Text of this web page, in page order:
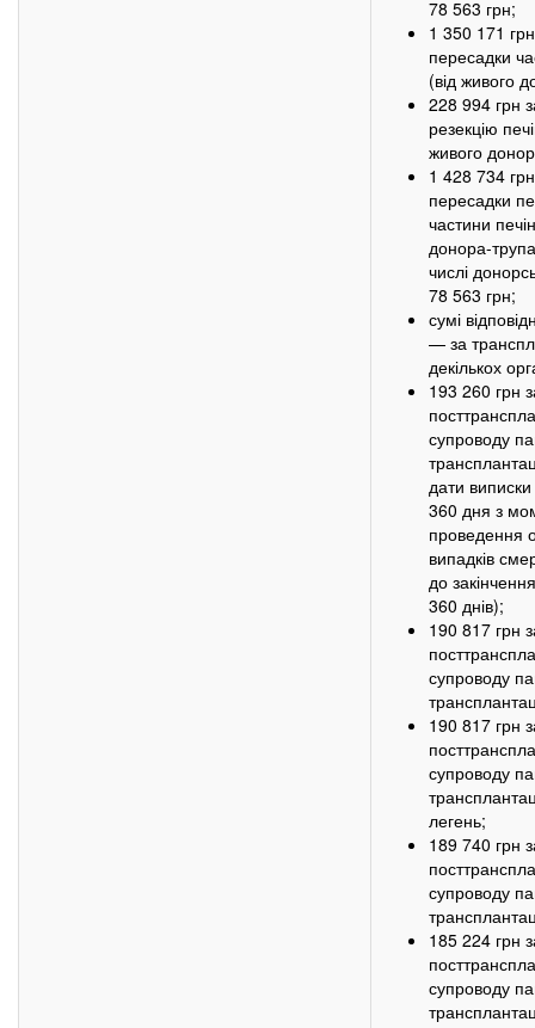
78 563 грн;
1 350 171
пересадки
(від живого
228 994 грн
резекцію
живого
1 428 734
пересадки
частини
донора-
числі
78 563 грн;
сумі
— за
декількох
193 260 грн
супроводу
дати
360 дня з
проведення
випадків
до
360 днів);
190 817 грн
супроводу
190 817 грн
супроводу
легень;
189 740 грн
супроводу
185 224 грн
супроводу